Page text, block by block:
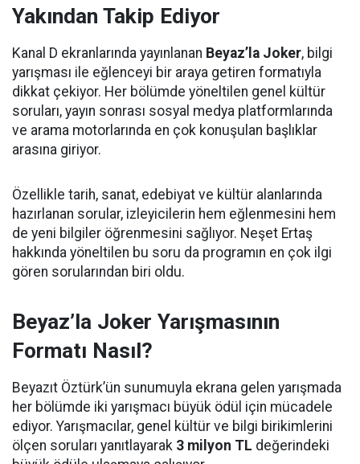
Yakından Takip Ediyor
Kanal D ekranlarında yayınlanan Beyaz’la Joker, bilgi
yarışması ile eğlenceyi bir araya getiren formatıyla
dikkat çekiyor. Her bölümde yöneltilen genel kültür
soruları, yayın sonrası sosyal medya platformlarında
ve arama motorlarında en çok konuşulan başlıklar
arasına giriyor.
Özellikle tarih, sanat, edebiyat ve kültür alanlarında
hazırlanan sorular, izleyicilerin hem eğlenmesini hem
de yeni bilgiler öğrenmesini sağlıyor. Neşet Ertaş
hakkında yöneltilen bu soru da programın en çok ilgi
gören sorularından biri oldu.
Beyaz’la Joker Yarışmasının
Formatı Nasıl?
Beyazıt Öztürk’ün sunumuyla ekrana gelen yarışmada
her bölümde iki yarışmacı büyük ödül için mücadele
ediyor. Yarışmacılar, genel kültür ve bilgi birikimlerini
ölçen soruları yanıtlayarak 3 milyon TL değerindeki